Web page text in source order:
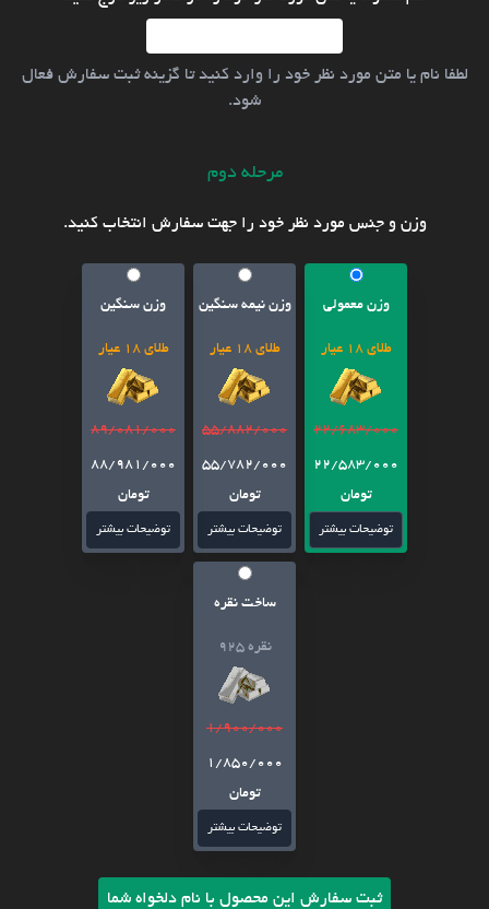
لطفا نام یا متن مورد نظر خود را وارد کنید تا گزینه ثبت سفارش فعال
شود.
مرحله دوم
وزن و جنس مورد نظر خود را جهت سفارش انتخاب کنید.
وزن معمولی
طلای 18 عیار
22/683/000
22/583/000
تومان
توضیحات بیشتر
وزن نیمه سنگین
طلای 18 عیار
55/882/000
55/782/000
تومان
توضیحات بیشتر
وزن سنگین
طلای 18 عیار
89/081/000
88/981/000
تومان
توضیحات بیشتر
ساخت نقره
نقره 925
1/900/000
1/850/000
تومان
توضیحات بیشتر
ثبت سفارش این محصول با نام دلخواه شما